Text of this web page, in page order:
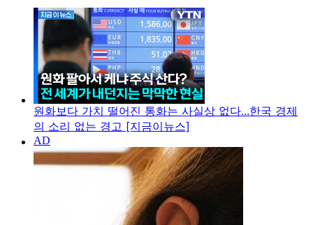
원화보다 가치 떨어진 통화는 사실상 없다...한국 경제
의 소리 없는 경고 [지금이뉴스]